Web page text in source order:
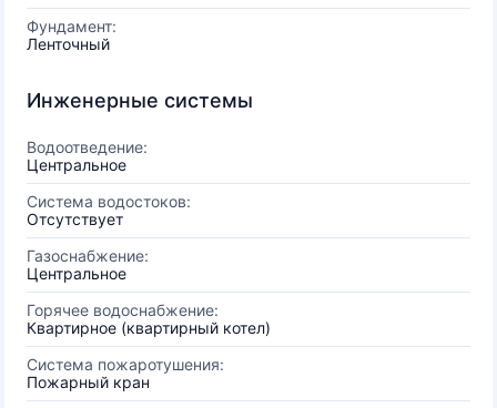
Фундамент:
Ленточный
Инженерные системы
Водоотведение:
Центральное
Система водостоков:
Отсутствует
Газоснабжение:
Центральное
Горячее водоснабжение:
Квартирное (квартирный котел)
Система пожаротушения:
Пожарный кран